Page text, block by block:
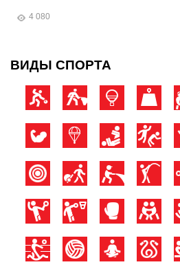
4 080
ВИДЫ СПОРТА